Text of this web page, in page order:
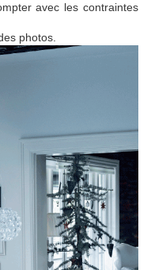
avec les contraintes
photos.